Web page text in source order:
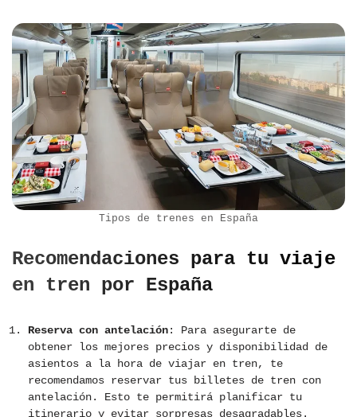
Tipos de trenes en España
Recomendaciones para tu viaje
en tren por España
Reserva con antelación: Para asegurarte de
obtener los mejores precios y disponibilidad de
asientos a la hora de viajar en tren, te
recomendamos reservar tus billetes de tren con
antelación. Esto te permitirá planificar tu
itinerario y evitar sorpresas desagradables.